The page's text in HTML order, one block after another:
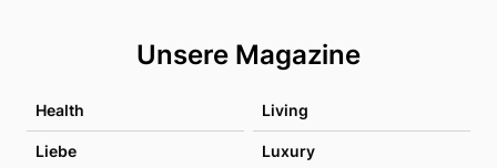
Unsere Magazine
Health Living
Liebe Luxury